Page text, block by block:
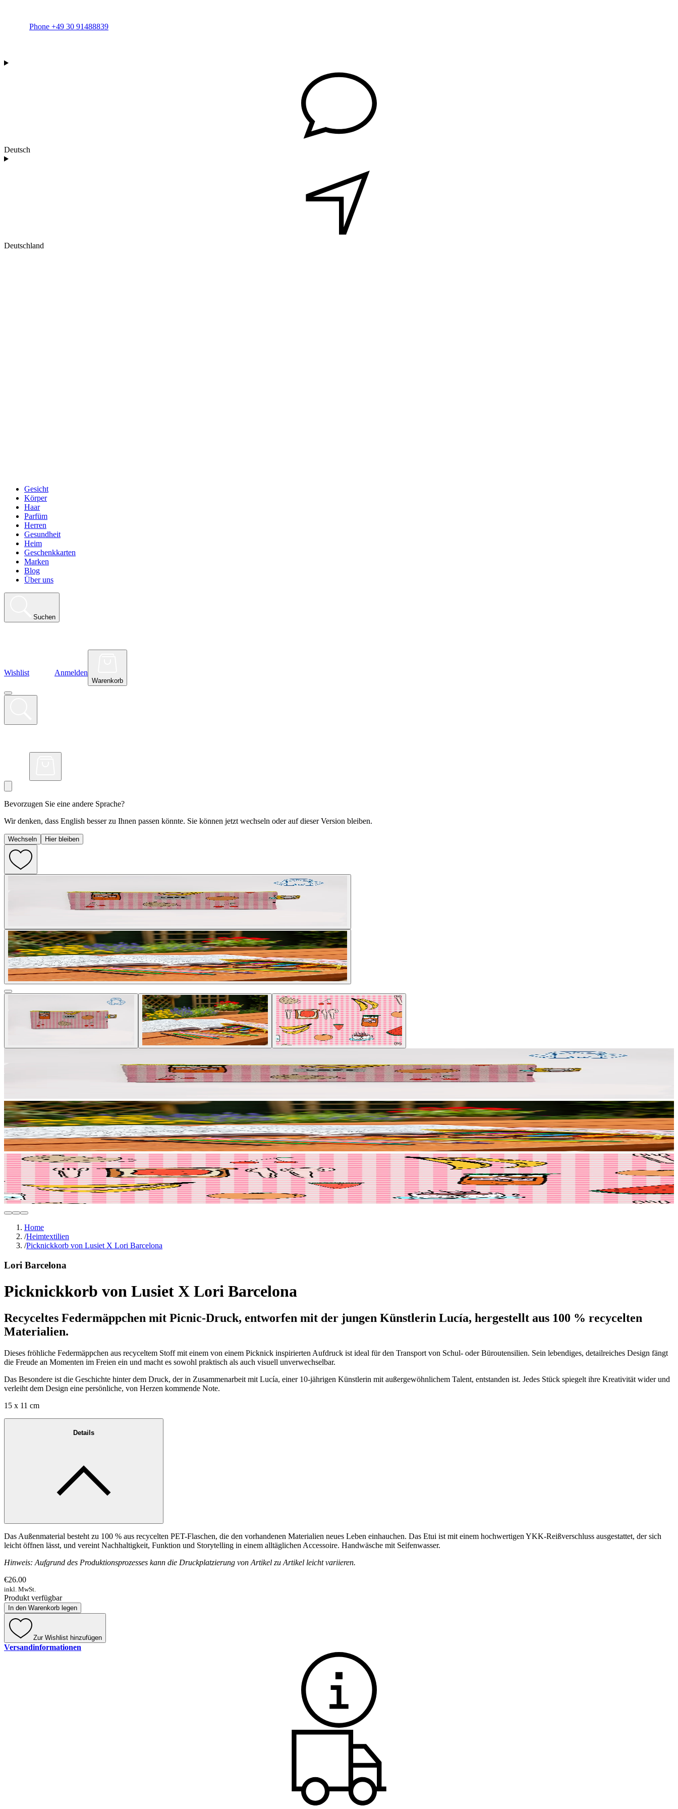
Phone +49 30 91488839
Deutsch
Deutschland
Gesicht
Körper
Haar
Parfüm
Herren
Gesundheit
Heim
Geschenkkarten
Marken
Blog
Über uns
Suchen
Wishlist Anmelden
Warenkorb
Bevorzugen Sie eine andere Sprache?
Wir denken, dass English besser zu Ihnen passen könnte. Sie können jetzt wechseln oder auf dieser Version bleiben.
Wechseln Hier bleiben
Home
/Heimtextilien
/Picknickkorb von Lusiet X Lori Barcelona
Lori Barcelona
Picknickkorb von Lusiet X Lori Barcelona
Recyceltes Federmäppchen mit Picnic-Druck, entworfen mit der jungen Künstlerin Lucía, hergestellt aus 100 % recycelten
Materialien.
Dieses fröhliche Federmäppchen aus recyceltem Stoff mit einem von einem Picknick inspirierten Aufdruck ist ideal für den Transport von Schul- oder Büroutensilien. Sein lebendiges, detailreiches Design fängt
die Freude an Momenten im Freien ein und macht es sowohl praktisch als auch visuell unverwechselbar.
Das Besondere ist die Geschichte hinter dem Druck, der in Zusammenarbeit mit Lucía, einer 10-jährigen Künstlerin mit außergewöhnlichem Talent, entstanden ist. Jedes Stück spiegelt ihre Kreativität wider und
verleiht dem Design eine persönliche, von Herzen kommende Note.
15 x 11 cm
Details
Das Außenmaterial besteht zu 100 % aus recycelten PET-Flaschen, die den vorhandenen Materialien neues Leben einhauchen. Das Etui ist mit einem hochwertigen YKK-Reißverschluss ausgestattet, der sich
leicht öffnen lässt, und vereint Nachhaltigkeit, Funktion und Storytelling in einem alltäglichen Accessoire. Handwäsche mit Seifenwasser.
Hinweis: Aufgrund des Produktionsprozesses kann die Druckplatzierung von Artikel zu Artikel leicht variieren.
€26.00
inkl. MwSt.
Produkt verfügbar
In den Warenkorb legen
Zur Wishlist hinzufügen
Versandinformationen